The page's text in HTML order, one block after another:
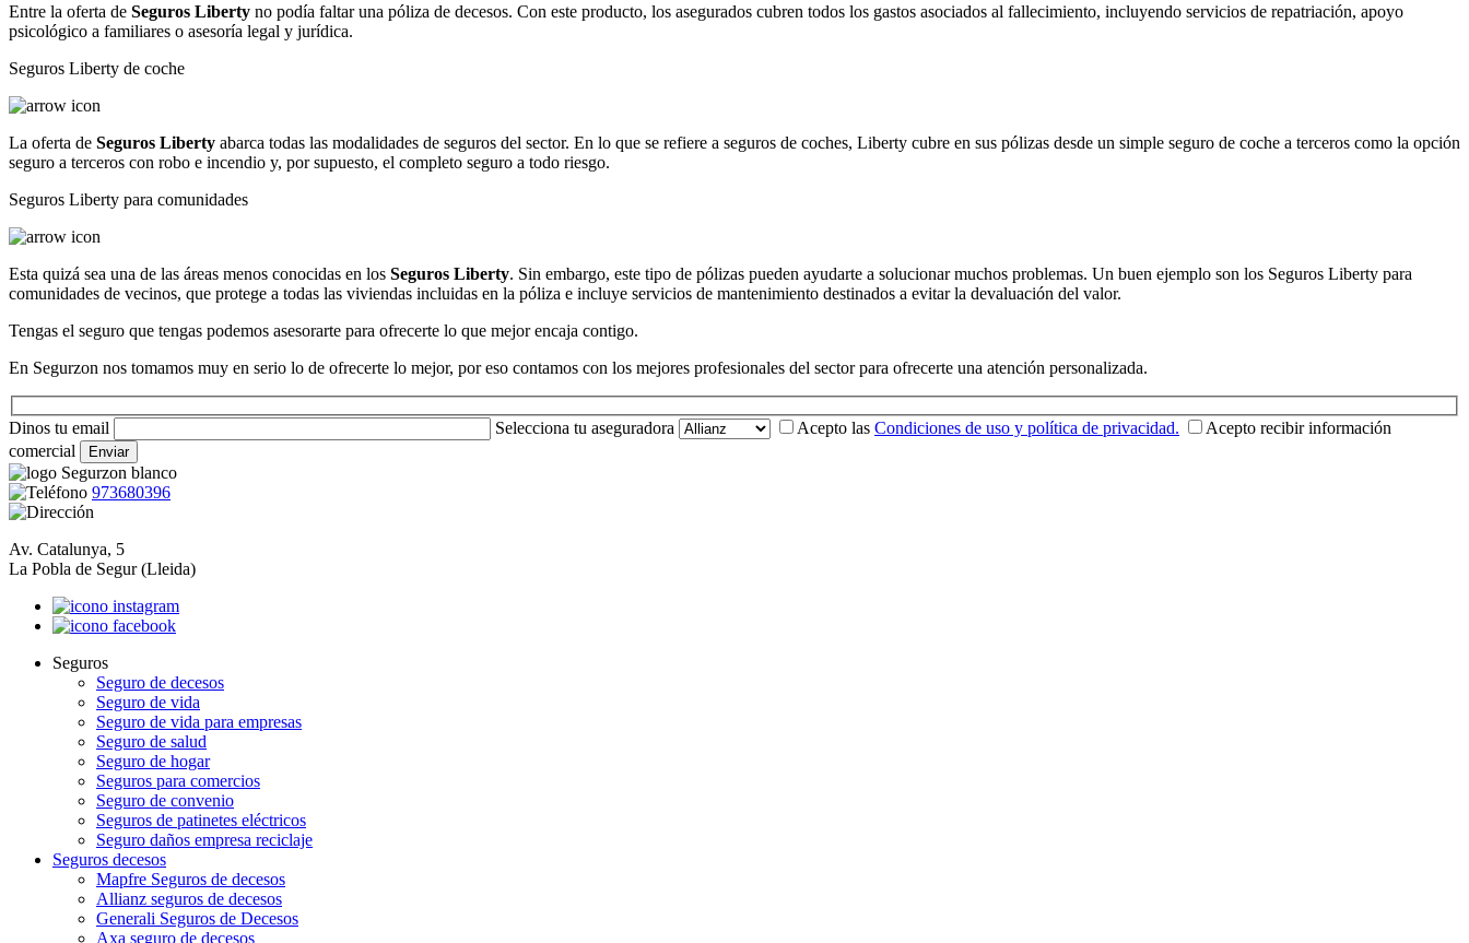
Entre la oferta de Seguros Liberty no podía faltar una póliza de decesos. Con este producto, los asegurados cubren todos los gastos asociados al fallecimiento, incluyendo servicios de repatriación, apoyo
psicológico a familiares o asesoría legal y jurídica.
Seguros Liberty de coche
La oferta de Seguros Liberty abarca todas las modalidades de seguros del sector. En lo que se refiere a seguros de coches, Liberty cubre en sus pólizas desde un simple seguro de coche a terceros como la opción
seguro a terceros con robo e incendio y, por supuesto, el completo seguro a todo riesgo.
Seguros Liberty para comunidades
Esta quizá sea una de las áreas menos conocidas en los Seguros Liberty. Sin embargo, este tipo de pólizas pueden ayudarte a solucionar muchos problemas. Un buen ejemplo son los Seguros Liberty para
comunidades de vecinos, que protege a todas las viviendas incluidas en la póliza e incluye servicios de mantenimiento destinados a evitar la devaluación del valor.
Tengas el seguro que tengas podemos asesorarte para ofrecerte lo que mejor encaja contigo.
En Segurzon nos tomamos muy en serio lo de ofrecerte lo mejor, por eso contamos con los mejores profesionales del sector para ofrecerte una atención personalizada.
Dinos tu email Selecciona tu aseguradora Acepto las Condiciones de uso y política de privacidad.
Acepto recibir información
comercial
973680396
Av. Catalunya, 5
La Pobla de Segur (Lleida)
Seguros
Seguro de decesos
Seguro de vida
Seguro de vida para empresas
Seguro de salud
Seguro de hogar
Seguros para comercios
Seguro de convenio
Seguros de patinetes eléctricos
Seguro daños empresa reciclaje
Seguros decesos
Mapfre Seguros de decesos
Allianz seguros de decesos
Generali Seguros de Decesos
Axa seguro de decesos